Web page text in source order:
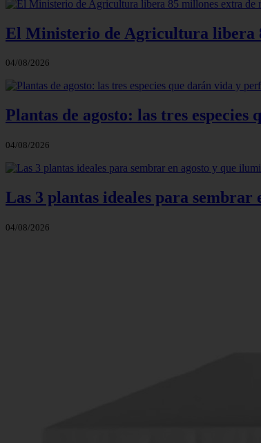
El Ministerio de Agricultura libera
04/08/2026
Plantas de agosto: las tres
04/08/2026
Las 3 plantas ideales para
04/08/2026